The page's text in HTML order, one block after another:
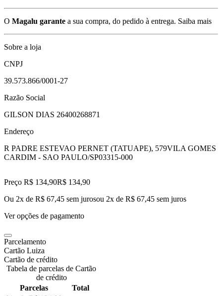
O Magalu garante a sua compra, do pedido à entrega. Saiba mais
Sobre a loja
CNPJ
39.573.866/0001-27
Razão Social
GILSON DIAS 26400268871
Endereço
R PADRE ESTEVAO PERNET (TATUAPE), 579VILA GOMES
CARDIM - SAO PAULO/SP03315-000
Preço R$ 134,90R$ 134,90
Ou 2x de R$ 67,45 sem jurosou 2x de R$ 67,45 sem juros
Ver opções de pagamento
Parcelamento
Cartão Luiza
Cartão de crédito
Tabela de parcelas de Cartão
de crédito
Parcelas
Total